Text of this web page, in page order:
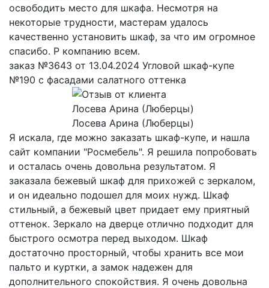
освободить место для шкафа. Несмотря на
некоторые трудности, мастерам удалось
качественно установить шкаф, за что им огромное
спасибо. Р компанию всем.
заказ №3643 от 13.04.2024 Угловой шкаф-купе
№190 с фасадами салатного оттенка
Лосева Арина (Люберцы)
Я искала, где можно заказать шкаф-купе, и нашла
сайт компании "Росмебель". Я решила попробовать
и осталась очень довольна результатом. Я
заказала бежевый шкаф для прихожей с зеркалом,
и он идеально подошел для моих нужд. Шкаф
стильный, а бежевый цвет придает ему приятный
оттенок. Зеркало на дверце отлично подходит для
быстрого осмотра перед выходом. Шкаф
достаточно просторный, чтобы хранить все мои
пальто и куртки, а замок надежен для
дополнительного спокойствия. Я очень довольна